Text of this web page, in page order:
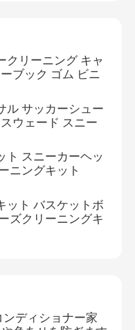
ランド語
クリーニング キャ
ブック ゴム ビニ
ル サッカーシュー
ウェード スニー
ト スニーカーヘッ
ニングキット
ット バスケットボ
ズクリーニングキ
ディショナー家